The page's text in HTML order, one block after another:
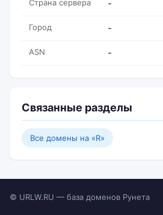
Страна сервера -
Город -
ASN -
Связанные разделы
Все домены на «R»
© URLW.RU — база доменов Рунета